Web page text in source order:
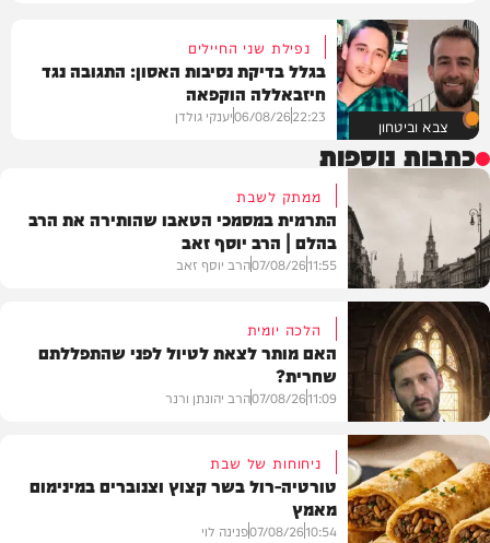
צבא וביטחון
נפילת שני החיילים
בגלל בדיקת נסיבות האסון: התגובה נגד
חיזבאללה הוקפאה
22:23
06/08/26יענקי גולדן
כתבות נוספות
בית המדרש
ממתק לשבת
התרמית במסמכי הטאבו שהותירה את הרב
בהלם | הרב יוסף זאב
11:55
07/08/26הרב יוסף זאב
הלכה
הלכה יומית
האם מותר לצאת לטיול לפני שהתפללתם
שחרית?
11:09
07/08/26הרב יהונתן ורנר
ניחוחות של שבת
טורטיה-רול בשר קצוץ וצנוברים במינימום
מאמץ
10:54
07/08/26פנינה לוי